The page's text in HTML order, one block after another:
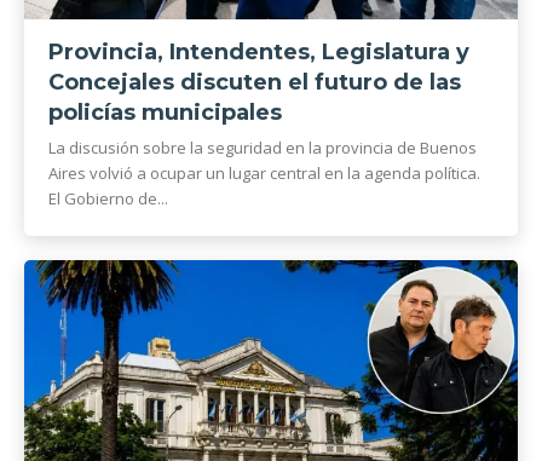
Provincia, Intendentes, Legislatura y
Concejales discuten el futuro de las
policías municipales
La discusión sobre la seguridad en la provincia de Buenos
Aires volvió a ocupar un lugar central en la agenda política.
El Gobierno de...